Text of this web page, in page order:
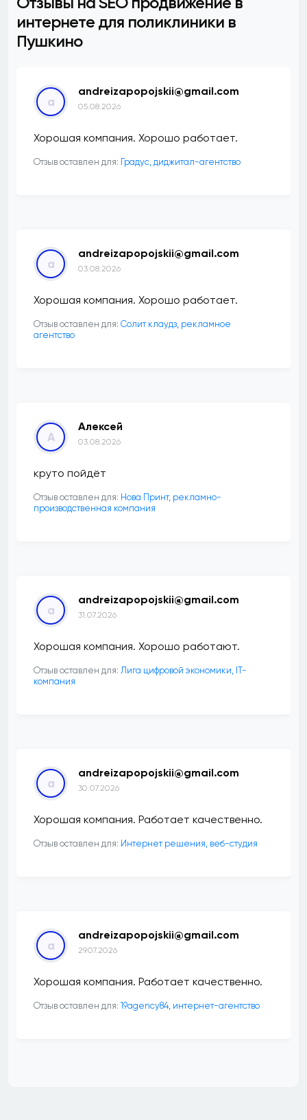
интернете для поликлиники в
Пушкино
a
andreizapopojskii@gmail.com
05.08.2026
Хорошая компания. Хорошо работает.
Отзыв оставлен для: ​Градус, диджитал-агентство
a
andreizapopojskii@gmail.com
03.08.2026
Хорошая компания. Хорошо работает.
Отзыв оставлен для: Солит клаудз, рекламное
агентство
А
Алексей
03.08.2026
круто пойдёт
Отзыв оставлен для: Нова Принт, рекламно-
производственная компания
a
andreizapopojskii@gmail.com
31.07.2026
Хорошая компания. Хорошо работают.
Отзыв оставлен для: Лига цифровой экономики, IT-
компания
a
andreizapopojskii@gmail.com
30.07.2026
Хорошая компания. Работает качественно.
Отзыв оставлен для: Интернет решения, веб-студия
a
andreizapopojskii@gmail.com
29.07.2026
Хорошая компания. Работает качественно.
Отзыв оставлен для: 19agency84, интернет-агентство